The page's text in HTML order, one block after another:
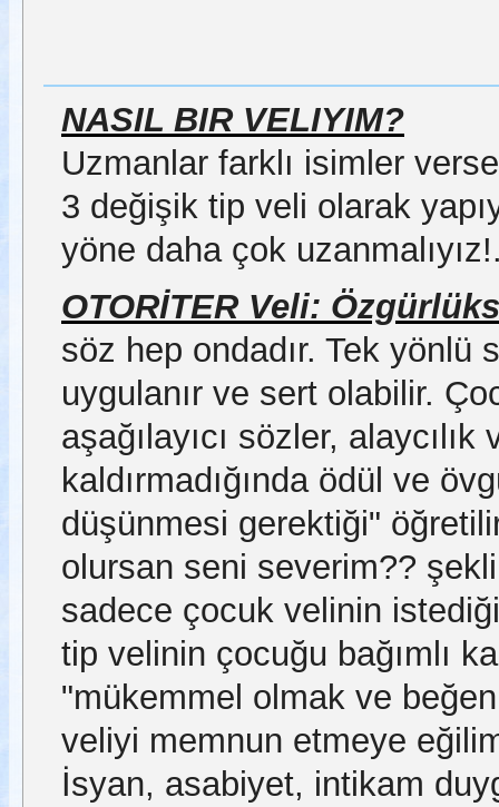
NASIL BIR VELIYIM?
Uzmanlar farklı isimler
3 değişik tip veli olarak
yöne daha çok
OTORİTER Veli:
söz hep ondadır. Tek yönlü
uygulanır ve sert olabilir.
aşağılayıcı sözler,
kaldırmadığında ödül ve
düşünmesi gerektiği"
olursan seni severim??
sadece çocuk velinin
tip velinin çocuğu bağımlı
"mükemmel olmak ve
veliyi memnun etmeye
İsyan, asabiyet, intikam